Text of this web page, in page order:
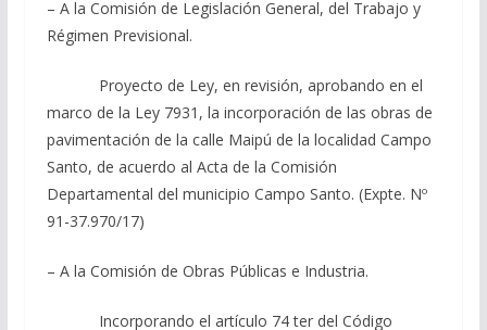
– A la Comisión de Legislación General, del Trabajo y
Régimen Previsional.
Proyecto de Ley, en revisión, aprobando en el
marco de la Ley 7931, la incorporación de las obras de
pavimentación de la calle Maipú de la localidad Campo
Santo, de acuerdo al Acta de la Comisión
Departamental del municipio Campo Santo. (Expte. Nº
91-37.970/17)
– A la Comisión de Obras Públicas e Industria.
Incorporando el artículo 74 ter del Código